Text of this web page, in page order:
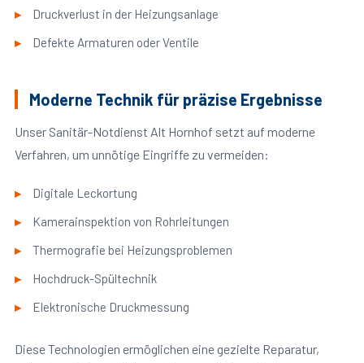
Druckverlust in der Heizungsanlage
Defekte Armaturen oder Ventile
Moderne Technik für präzise Ergebnisse
Unser Sanitär-Notdienst Alt Hornhof setzt auf moderne
Verfahren, um unnötige Eingriffe zu vermeiden:
Digitale Leckortung
Kamerainspektion von Rohrleitungen
Thermografie bei Heizungsproblemen
Hochdruck-Spültechnik
Elektronische Druckmessung
Diese Technologien ermöglichen eine gezielte Reparatur,